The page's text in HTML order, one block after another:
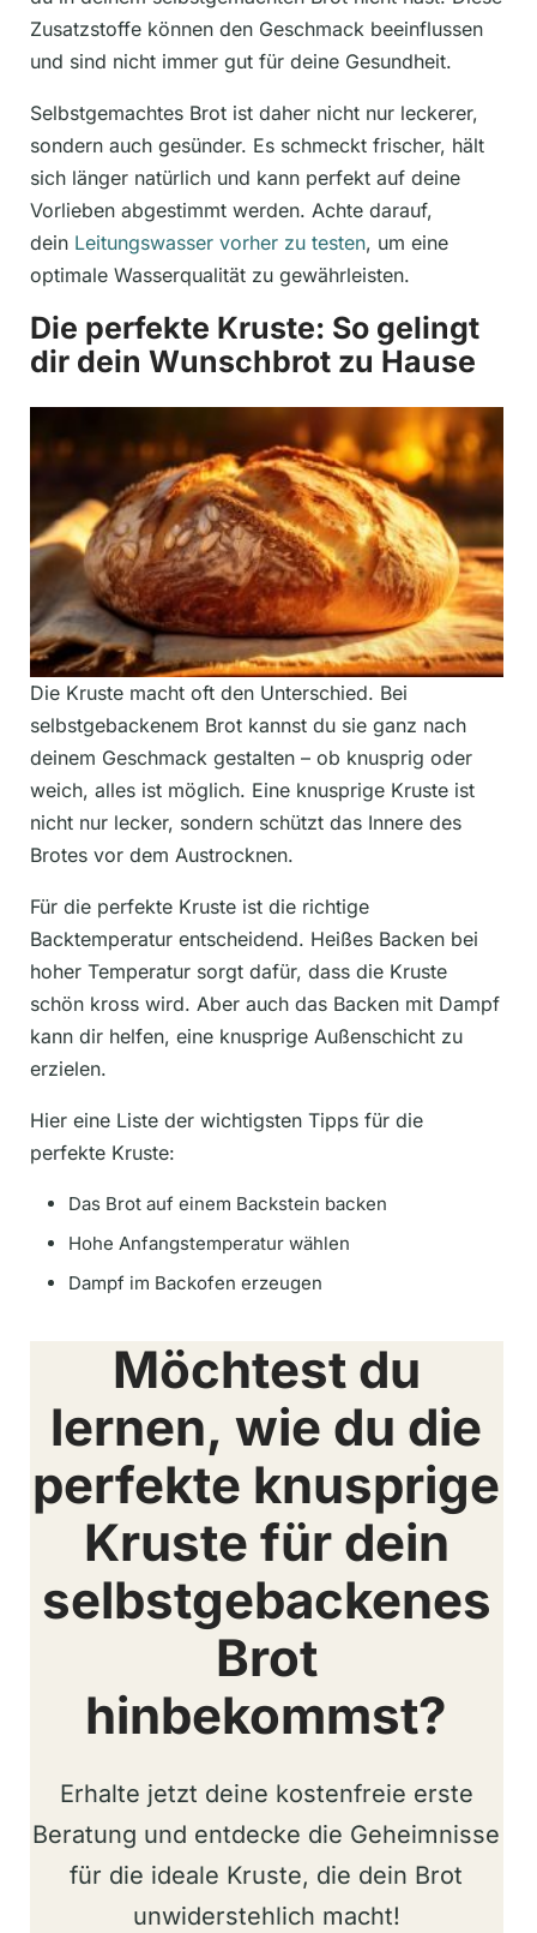
Zusatzstoffe können den Geschmack beeinflussen
und sind nicht immer gut für deine Gesundheit.
Selbstgemachtes Brot ist daher nicht nur leckerer,
sondern auch gesünder. Es schmeckt frischer, hält
sich länger natürlich und kann perfekt auf deine
Vorlieben abgestimmt werden. Achte darauf,
dein Leitungswasser vorher zu testen, um eine
optimale Wasserqualität zu gewährleisten.
Die perfekte Kruste: So gelingt
dir dein Wunschbrot zu Hause
Die Kruste macht oft den Unterschied. Bei
selbstgebackenem Brot kannst du sie ganz nach
deinem Geschmack gestalten – ob knusprig oder
weich, alles ist möglich. Eine knusprige Kruste ist
nicht nur lecker, sondern schützt das Innere des
Brotes vor dem Austrocknen.
Für die perfekte Kruste ist die richtige
Backtemperatur entscheidend. Heißes Backen bei
hoher Temperatur sorgt dafür, dass die Kruste
schön kross wird. Aber auch das Backen mit Dampf
kann dir helfen, eine knusprige Außenschicht zu
erzielen.
Hier eine Liste der wichtigsten Tipps für die
perfekte Kruste:
Das Brot auf einem Backstein backen
Hohe Anfangstemperatur wählen
Dampf im Backofen erzeugen
Möchtest du
lernen, wie du die
perfekte knusprige
Kruste für dein
selbstgebackenes
Brot
hinbekommst?
Erhalte jetzt deine kostenfreie erste
Beratung und entdecke die Geheimnisse
für die ideale Kruste, die dein Brot
unwiderstehlich macht!